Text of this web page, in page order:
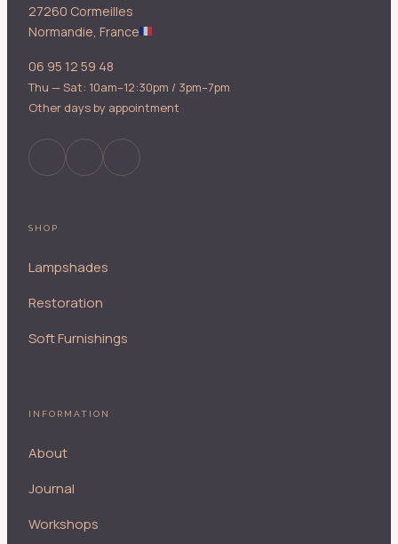
27260 Cormeilles
Normandie, France
06 95 12 59 48
Thu — Sat: 10am–12:30pm / 3pm–7pm
Other days by appointment
SHOP
Lampshades
Restoration
Soft Furnishings
INFORMATION
About
Journal
Workshops